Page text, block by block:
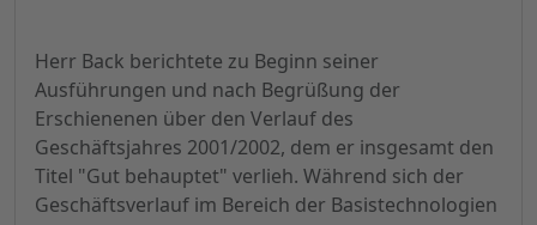
Herr Back berichtete zu Beginn seiner
Ausführungen und nach Begrüßung der
Erschienenen über den Verlauf des
Geschäftsjahres 2001/2002, dem er insgesamt den
Titel "Gut behauptet" verlieh. Während sich der
Geschäftsverlauf im Bereich der Basistechnologien